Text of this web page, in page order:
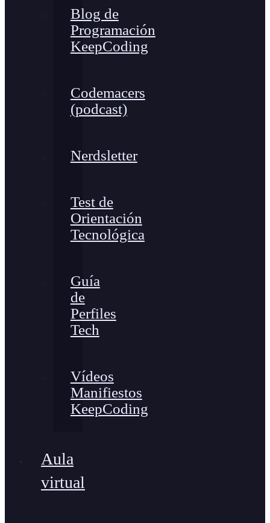
Blog de
Programación
KeepCoding
Codemacers
(podcast)
Nerdsletter
Test de
Orientación
Tecnológica
Guía
de
Perfiles
Tech
Vídeos
Manifiestos
KeepCoding
Aula
virtual